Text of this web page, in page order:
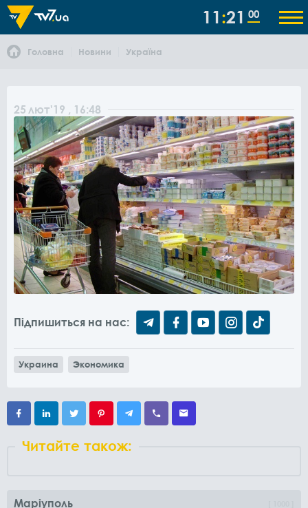
11 21 00
Головна Новини Україна
25 лют'19 , 16:48
Підпишиться на нас:
Украина Экономика
Читайте також:
Маріуполь